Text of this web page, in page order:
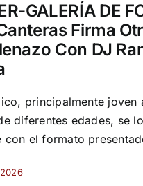
GALERÍA DE
Firma
Con DJ
principalmente joven
diferentes edades, se
con el formato